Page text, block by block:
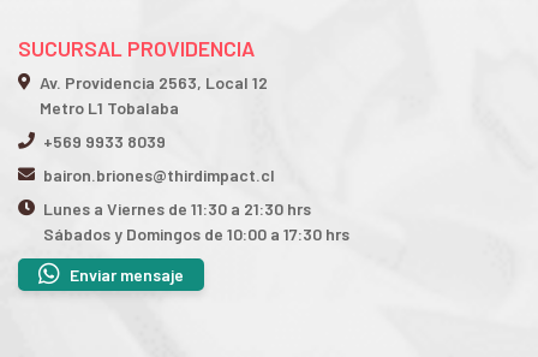
SUCURSAL PROVIDENCIA
Av. Providencia 2563, Local 12
Metro L1 Tobalaba
+569 9933 8039
bairon.briones@thirdimpact.cl
Lunes a Viernes de 11:30 a 21:30 hrs
Sábados y Domingos de 10:00 a 17:30 hrs
Enviar mensaje